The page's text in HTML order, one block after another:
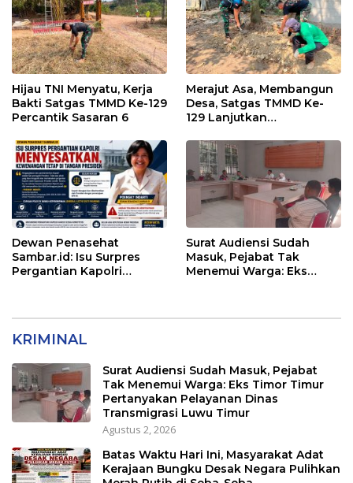
Hijau TNI Menyatu, Kerja
Bakti Satgas TMMD Ke-129
Percantik Sasaran 6
Merajut Asa, Membangun
Desa, Satgas TMMD Ke-
129 Lanjutkan
Dewan Penasehat
Sambar.id: Isu Surpres
Pergantian Kapolri
Surat Audiensi Sudah
Masuk, Pejabat Tak
Menemui Warga: Eks
KRIMINAL
Surat Audiensi Sudah Masuk, Pejabat
Tak Menemui Warga: Eks Timor Timur
Pertanyakan Pelayanan Dinas
Transmigrasi Luwu Timur
Agustus 2, 2026
Batas Waktu Hari Ini, Masyarakat Adat
Kerajaan Bungku Desak Negara Pulihkan